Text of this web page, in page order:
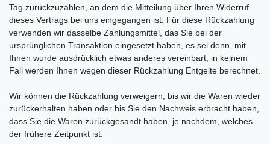
Tag zurückzuzahlen, an dem die Mitteilung über Ihren Widerruf
dieses Vertrags bei uns eingegangen ist. Für diese Rückzahlung
verwenden wir dasselbe Zahlungsmittel, das Sie bei der
ursprünglichen Transaktion eingesetzt haben, es sei denn, mit
Ihnen wurde ausdrücklich etwas anderes vereinbart; in keinem
Fall werden Ihnen wegen dieser Rückzahlung Entgelte berechnet.
Wir können die Rückzahlung verweigern, bis wir die Waren wieder
zurückerhalten haben oder bis Sie den Nachweis erbracht haben,
dass Sie die Waren zurückgesandt haben, je nachdem, welches
der frühere Zeitpunkt ist.